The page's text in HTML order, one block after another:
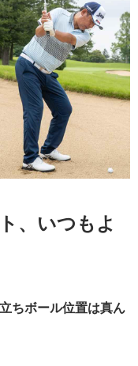
、いつもよ
ちボール位置は真ん